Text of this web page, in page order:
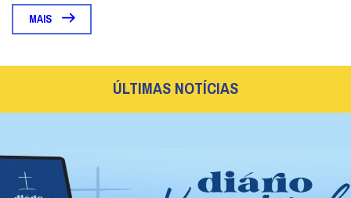
MAIS
ÚLTIMAS NOTÍCIAS